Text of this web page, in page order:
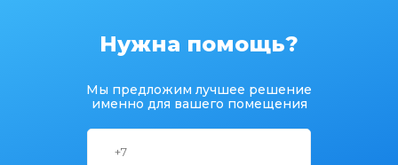
Нужна помощь?
Мы предложим лучшее решение
именно для вашего помещения